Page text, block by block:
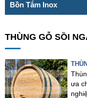
Bồn Tắm Inox
THÙNG GỖ SỒI
ưa